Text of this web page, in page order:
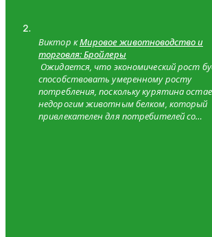
Виктор кМировое животноводство и
торговля: Бройлеры
Ожидается, что экономический рост
способствовать умеренному росту
потребления, поскольку курятина
недорогим животным белком, который
привлекателен для потребителей со…